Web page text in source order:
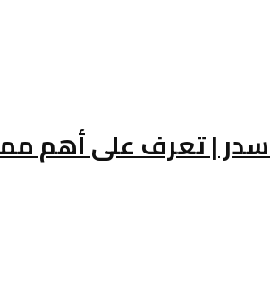
| تعرف على أهم